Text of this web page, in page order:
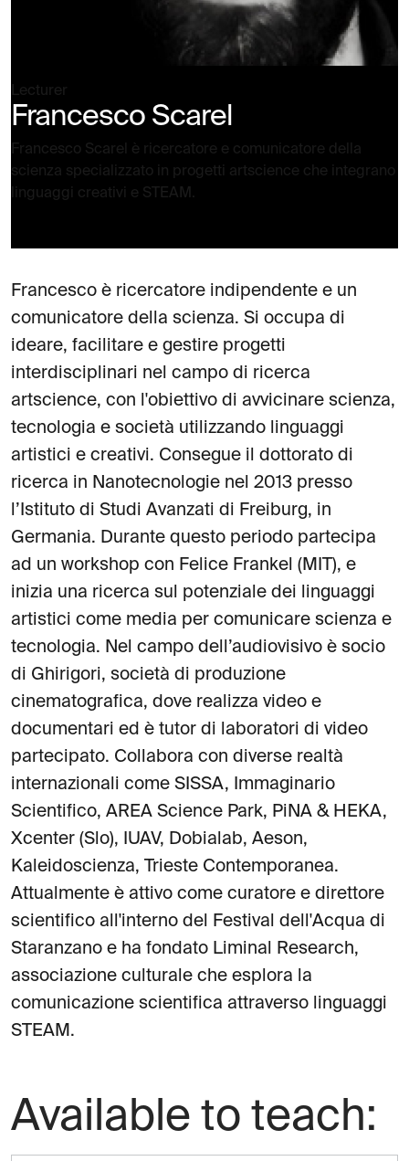
Lecturer
Francesco Scarel
Francesco Scarel è ricercatore e comunicatore della
scienza specializzato in progetti artscience che integrano
linguaggi creativi e STEAM.
Francesco è ricercatore indipendente e un
comunicatore della scienza. Si occupa di
ideare, facilitare e gestire progetti
interdisciplinari nel campo di ricerca
artscience, con l'obiettivo di avvicinare scienza,
tecnologia e società utilizzando linguaggi
artistici e creativi. Consegue il dottorato di
ricerca in Nanotecnologie nel 2013 presso
l’Istituto di Studi Avanzati di Freiburg, in
Germania. Durante questo periodo partecipa
ad un workshop con Felice Frankel (MIT), e
inizia una ricerca sul potenziale dei linguaggi
artistici come media per comunicare scienza e
tecnologia. Nel campo dell’audiovisivo è socio
di Ghirigori, società di produzione
cinematografica, dove realizza video e
documentari ed è tutor di laboratori di video
partecipato. Collabora con diverse realtà
internazionali come SISSA, Immaginario
Scientifico, AREA Science Park, PiNA & HEKA,
Xcenter (Slo), IUAV, Dobialab, Aeson,
Kaleidoscienza, Trieste Contemporanea.
Attualmente è attivo come curatore e direttore
scientifico all'interno del Festival dell'Acqua di
Staranzano e ha fondato Liminal Research,
associazione culturale che esplora la
comunicazione scientifica attraverso linguaggi
STEAM.
Available to teach: